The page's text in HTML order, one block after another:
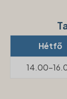
Hétfő
14.00-